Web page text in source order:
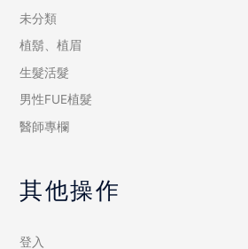
未分類
植鬍、植眉
生髮活髮
男性FUE植髮
醫師專欄
其他操作
登入